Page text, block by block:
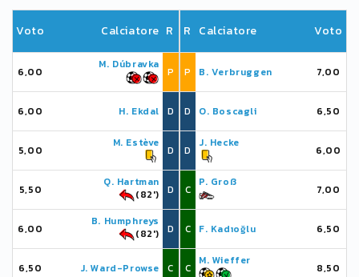
Voto Calciatore R
6,00
M. Dúbravka
P
6,00 H. Ekdal D
5,00
M. Estève
D
5,50
Q. Hartman
(82')
D
6,00
B. Humphreys
(82')
D
6,50 J. Ward-Prowse C
R Calciatore Voto
P B. Verbruggen 7,00
D O. Boscagli 6,50
D
J. Hecke
6,00
C
P. Groß
7,00
C F. Kadıoğlu 6,50
C
M. Wieffer
8,50